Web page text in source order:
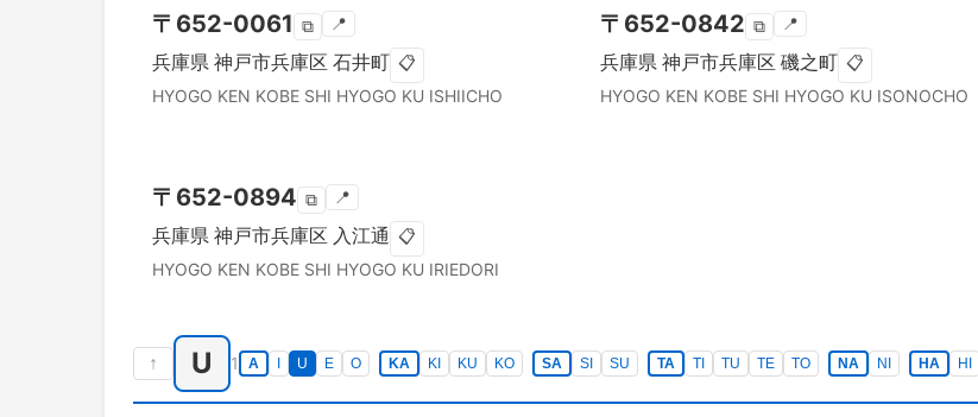
〒 652-0061 ⧉ 📍
兵庫県 神戸市兵庫区 石井町 📋
HYOGO KEN KOBE SHI HYOGO KU ISHIICHO
〒 652-0842 ⧉ 📍
兵庫県 神戸市兵庫区 磯之町 📋
HYOGO KEN KOBE SHI HYOGO KU ISONOCHO
〒 652-0894 ⧉ 📍
兵庫県 神戸市兵庫区 入江通 📋
HYOGO KEN KOBE SHI HYOGO KU IRIEDORI
↑ U 1 A U E O KA KI KU KO SA SI SU TA TI TU TE TO NA NI HA HI